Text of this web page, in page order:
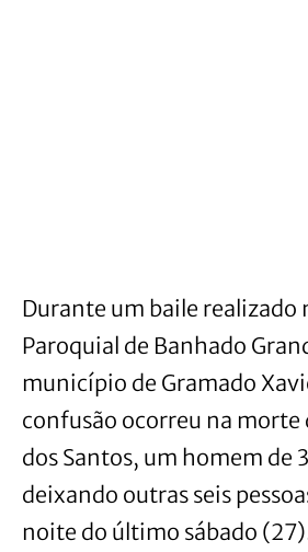
Durante um baile realizado
Paroquial de Banhado
município de Gramado
confusão ocorreu na morte
dos Santos, um homem de
deixando outras seis
noite do último sábado